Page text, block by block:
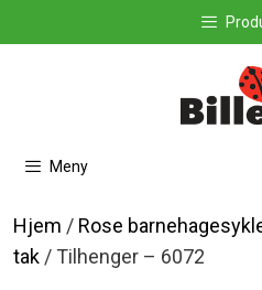
til
Meny
Hjem / Rose
tak / Tilhenger – 6072